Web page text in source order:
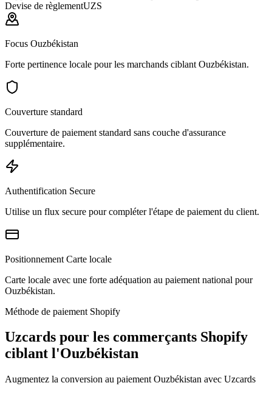
Devise de règlementUZS
Focus Ouzbékistan
Forte pertinence locale pour les marchands ciblant Ouzbékistan.
Couverture standard
Couverture de paiement standard sans couche d'assurance
supplémentaire.
Authentification Secure
Utilise un flux secure pour compléter l'étape de paiement du client.
Positionnement Carte locale
Carte locale avec une forte adéquation au paiement national pour
Ouzbékistan.
Méthode de paiement Shopify
Uzcards pour les commerçants Shopify
ciblant l'Ouzbékistan
Augmentez la conversion au paiement Ouzbékistan avec Uzcards